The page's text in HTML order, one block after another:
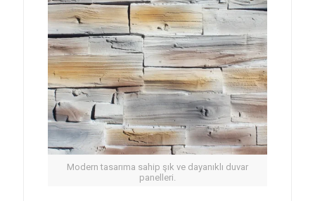
Modern tasarıma sahip şık ve dayanıklı duvar
panelleri.